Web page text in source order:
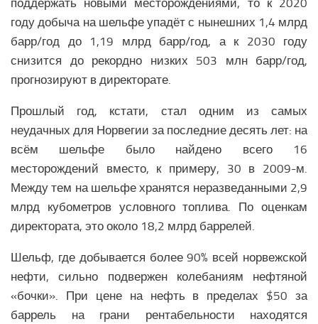
году добыча на шельфе упадёт с нынешних 1,4 млрд
барр/год до 1,19 млрд барр/год, а к 2030 году
снизится до рекордно низких 503 млн барр/год,
прогнозируют в директорате.
Прошлый год, кстати, стал одним из самых
неудачных для Норвегии за последние десять лет: на
всём шельфе было найдено всего 16
месторождений вместо, к примеру, 30 в 2009-м.
Между тем на шельфе хранятся неразведанными 2,9
млрд кубометров условного топлива. По оценкам
директората, это около 18,2 млрд баррелей.
Шельф, где добывается более 90% всей норвежской
нефти, сильно подвержен колебаниям нефтяной
«бочки». При цене на нефть в пределах $50 за
баррель на грани рентабельности находятся